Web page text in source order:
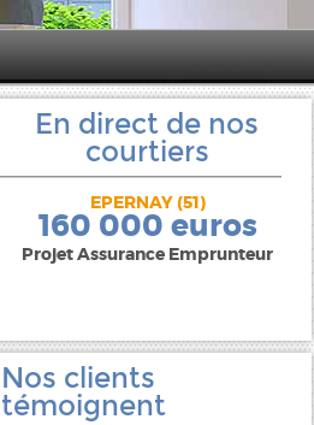
En direct de nos
courtiers
EPERNAY (51)
160 000 euros
Projet Assurance Emprunteur
240 000 euros
Nos clients
témoignent